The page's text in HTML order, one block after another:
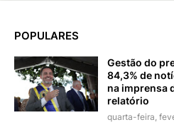
POPULARES
Gestão do
84,3% de
na imprensa
relatório
quarta-feira,